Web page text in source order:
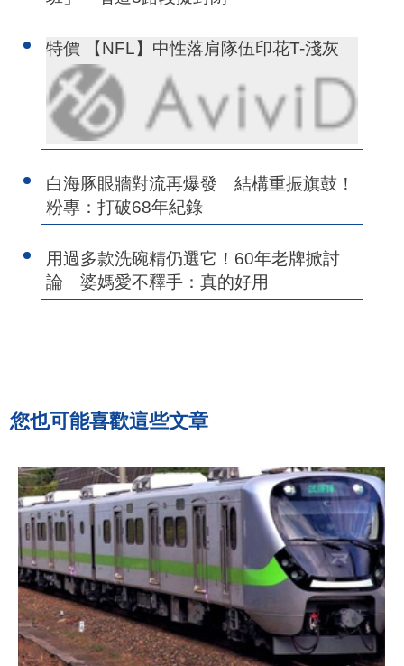
特價 【NFL】中性落肩隊伍印花T-淺灰
白海豚眼牆對流再爆發 結構重振旗鼓！
粉專：打破68年紀錄
用過多款洗碗精仍選它！60年老牌掀討
論 婆媽愛不釋手：真的好用
您也可能喜歡這些文章